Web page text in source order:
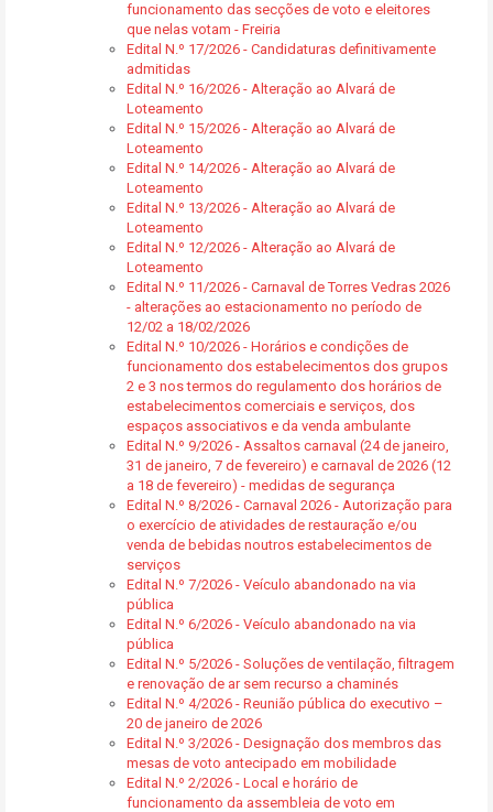
funcionamento das secções de voto e eleitores
que nelas votam - Freiria
Edital N.º 17/2026 - Candidaturas definitivamente
admitidas
Edital N.º 16/2026 - Alteração ao Alvará de
Loteamento
Edital N.º 15/2026 - Alteração ao Alvará de
Loteamento
Edital N.º 14/2026 - Alteração ao Alvará de
Loteamento
Edital N.º 13/2026 - Alteração ao Alvará de
Loteamento
Edital N.º 12/2026 - Alteração ao Alvará de
Loteamento
Edital N.º 11/2026 - Carnaval de Torres Vedras 2026
- alterações ao estacionamento no período de
12/02 a 18/02/2026
Edital N.º 10/2026 - Horários e condições de
funcionamento dos estabelecimentos dos grupos
2 e 3 nos termos do regulamento dos horários de
estabelecimentos comerciais e serviços, dos
espaços associativos e da venda ambulante
Edital N.º 9/2026 - Assaltos carnaval (24 de janeiro,
31 de janeiro, 7 de fevereiro) e carnaval de 2026 (12
a 18 de fevereiro) - medidas de segurança
Edital N.º 8/2026 - Carnaval 2026 - Autorização para
o exercício de atividades de restauração e/ou
venda de bebidas noutros estabelecimentos de
serviços
Edital N.º 7/2026 - Veículo abandonado na via
pública
Edital N.º 6/2026 - Veículo abandonado na via
pública
Edital N.º 5/2026 - Soluções de ventilação, filtragem
e renovação de ar sem recurso a chaminés
Edital N.º 4/2026 - Reunião pública do executivo –
20 de janeiro de 2026
Edital N.º 3/2026 - Designação dos membros das
mesas de voto antecipado em mobilidade
Edital N.º 2/2026 - Local e horário de
funcionamento da assembleia de voto em